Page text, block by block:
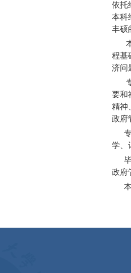
依托
本科
丰硕
本
程基
济问
专
要和
精神
政府
专
学、
毕
政府
本